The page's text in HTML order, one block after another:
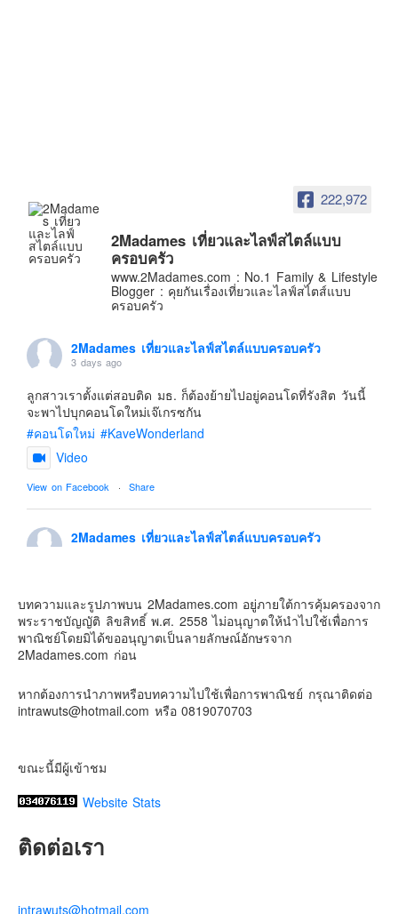
ไต้หวัน
ฟิลิปปินส์
ออสเตรเลีย
ร้านอร่อย
Beauty Review
รีวิวสายการบิน
Products & Applications
Events & PR News
About Us
Contact & Support Us
222,972
2Madames เที่ยวและไลฟ์สไตล์แบบ
ครอบครัว
www.2Madames.com : No.1 Family & Lifestyle
Blogger : คุยกันเรื่องเที่ยวและไลฟ์สไตส์แบบ
ครอบครัว
2Madames เที่ยวและไลฟ์สไตล์แบบครอบครัว
3 days ago
ลูกสาวเราตั้งแต่สอบติด มธ. ก็ต้องย้ายไปอยู่คอนโดที่รังสิต วันนี้
จะพาไปบุกคอนโดใหม่เจ๊เกรซกัน
#คอนโดใหม่ #KaveWonderland
Video
View on Facebook · Share
2Madames เที่ยวและไลฟ์สไตล์แบบครอบครัว
ปล. ขอบคุณเสื้อทีมน่ารักๆจากBabyLovett เสื้อผ้าเด็ก
#รักใครให้พาไปดิสนีย์แลนด์ #hongkongdisneyland
#discoverhongkong #hongkongsummerfu
Photo
View on Facebook
บทความและรูปภาพบน 2Madames.com อยู่ภายใต้การคุ้มครองจาก
พระราชบัญญัติ ลิขสิทธิ์ พ.ศ. 2558 ไม่อนุญาตให้นำไปใช้เพื่อการ
พาณิชย์โดยมิได้ขออนุญาตเป็นลายลักษณ์อักษรจาก
2Madames.com ก่อน
หากต้องการนำภาพหรือบทความไปใช้เพื่อการพาณิชย์ กรุณาติดต่อ
intrawuts@hotmail.com หรือ 0819070703
ขณะนี้มีผู้เข้าชม
Website Stats
ติดต่อเรา
intrawuts@hotmail.com